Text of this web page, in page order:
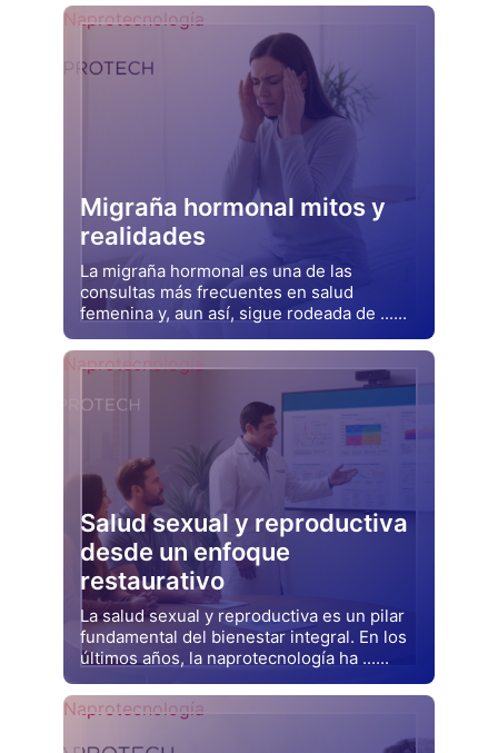
Drjluquerna
Migraña hormonal mitos y
realidades
La migraña hormonal es una de las
consultas más frecuentes en salud
femenina y, aun así, sigue rodeada de ......
Drjluquerna
Naprotecnología
Salud sexual y reproductiva
desde un enfoque
restaurativo
La salud sexual y reproductiva es un pilar
fundamental del bienestar integral. En los
últimos años, la naprotecnología ha ......
Drjluquerna
Naprotecnología
Naprotecnología